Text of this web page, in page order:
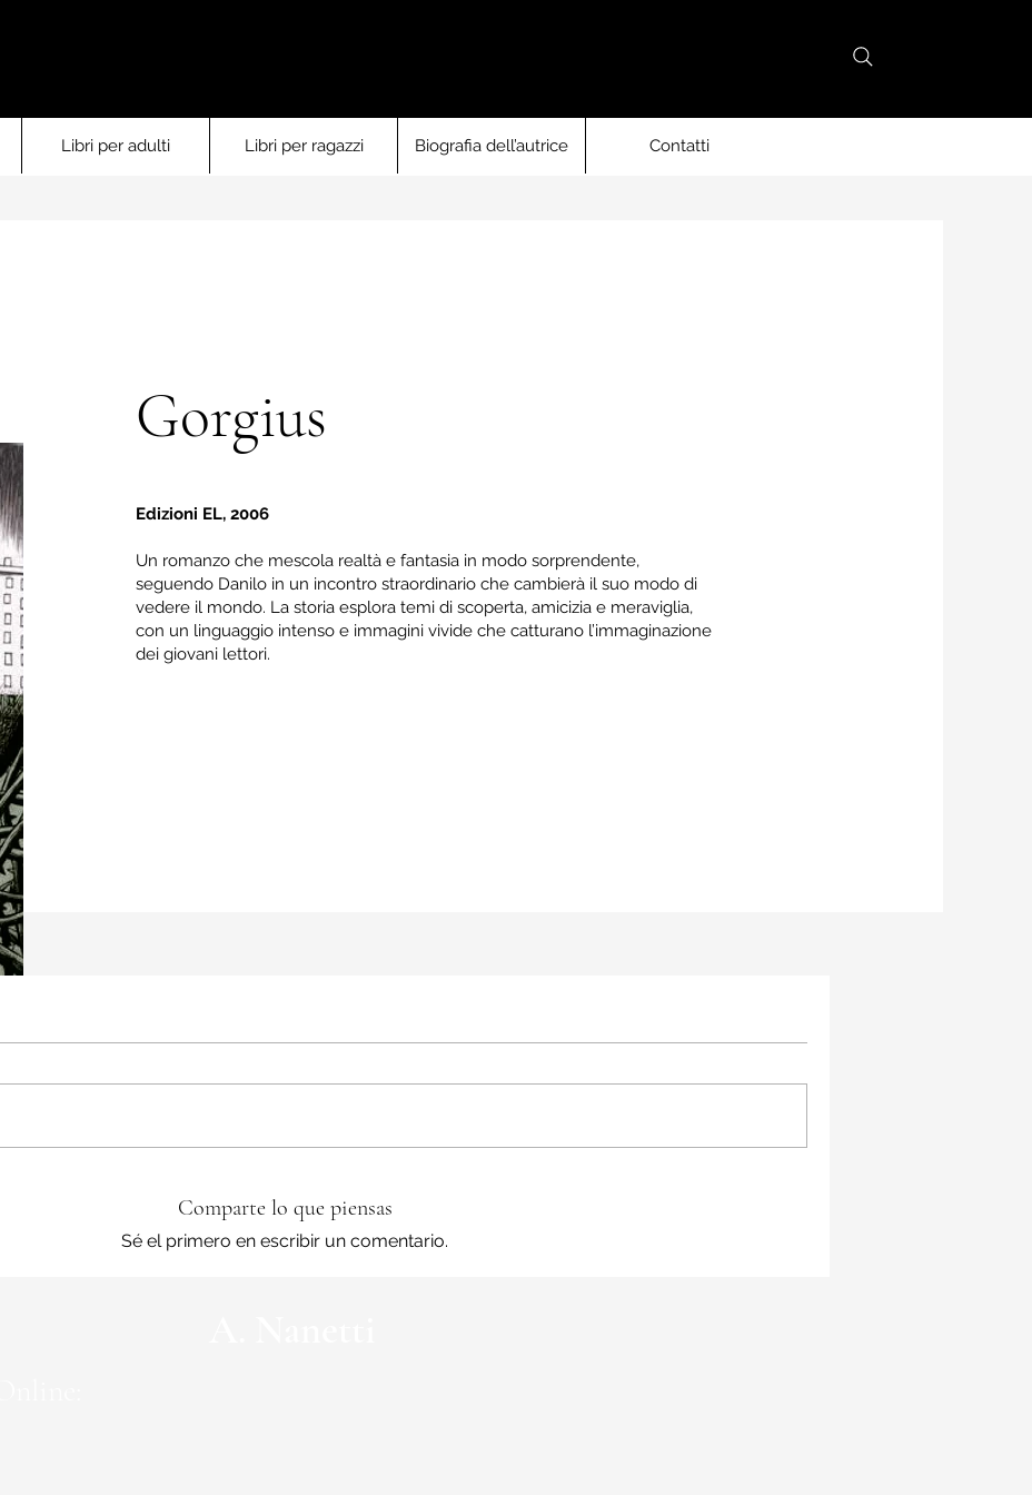
Libri per adulti Libri per ragazzi Biografia dell’autrice Contatti
Gorgius
Edizioni EL, 2006
Un romanzo che mescola realtà e fantasia in modo sorprendente,
seguendo Danilo in un incontro straordinario che cambierà il suo modo di
vedere il mondo. La storia esplora temi di scoperta, amicizia e meraviglia,
con un linguaggio intenso e immagini vivide che catturano l’immaginazione
dei giovani lettori.
Comparte lo que piensas
Sé el primero en escribir un comentario.